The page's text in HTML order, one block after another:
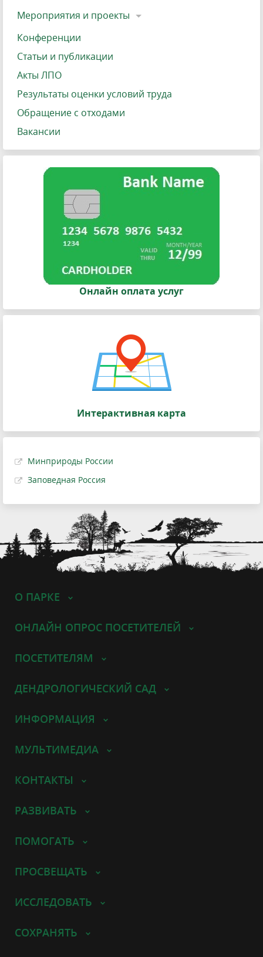
Мероприятия и проекты
Конференции
Статьи и публикации
Акты ЛПО
Результаты оценки условий труда
Обращение с отходами
Вакансии
Онлайн оплата услуг
Интерактивная карта
Минприроды России
Заповедная Россия
О ПАРКЕ
ОНЛАЙН ОПРОС ПОСЕТИТЕЛЕЙ
ПОСЕТИТЕЛЯМ
ДЕНДРОЛОГИЧЕСКИЙ САД
ИНФОРМАЦИЯ
МУЛЬТИМЕДИА
КОНТАКТЫ
РАЗВИВАТЬ
ПОМОГАТЬ
ПРОСВЕЩАТЬ
ИССЛЕДОВАТЬ
СОХРАНЯТЬ